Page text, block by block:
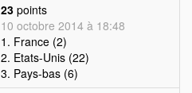
23 points
10 octobre 2014 à 18:48
1. France (2)
2. Etats-Unis (22)
3. Pays-bas (6)